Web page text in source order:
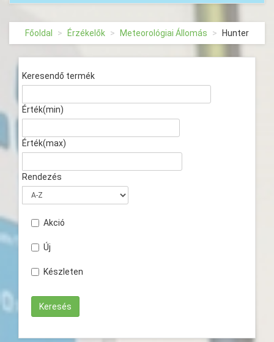
Főoldal Érzékelők Meteorológiai Állomás Hunter
Keresendő termék
Érték(min)
Érték(max)
Rendezés
Akció
Új
Készleten